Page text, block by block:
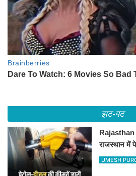
झट-पट
राजस्थान में
जानिए
UMESH